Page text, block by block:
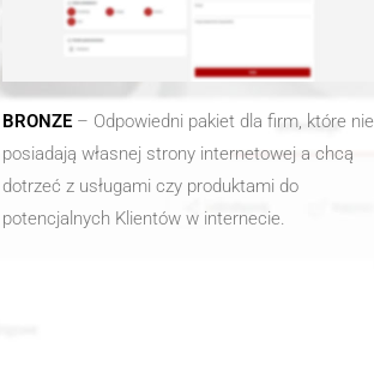
BRONZE– Odpowiedni pakiet dla firm, które nie
posiadają własnej strony internetowej a chcą
dotrzeć z usługami czy produktami do
potencjalnych Klientów w internecie.